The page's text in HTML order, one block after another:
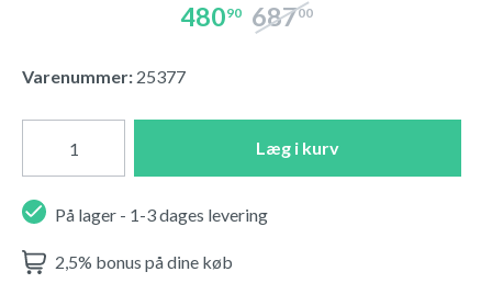
48090 68700
Varenummer: 25377
Læg i kurv
På lager - 1-3 dages levering
2,5% bonus på dine køb